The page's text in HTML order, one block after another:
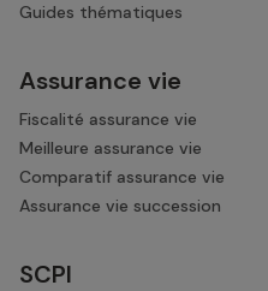
Guides thématiques
Assurance vie
Fiscalité assurance vie
Meilleure assurance vie
Comparatif assurance vie
Assurance vie succession
SCPI